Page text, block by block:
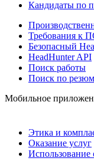
Кандидаты по
Требования к
Безопасный
HeadHunter API
Поиск работы
Поиск по
Мобильное
Этика и
Оказание услуг
Использование